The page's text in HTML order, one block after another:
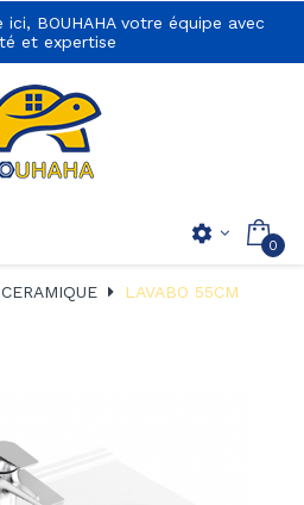
BOUHAHA votre équipe avec
et expertise
settings 0
CERAMIQUE
LAVABO 55CM